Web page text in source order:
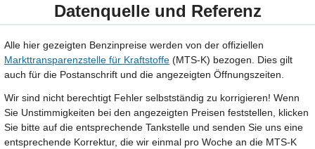
Datenquelle und Referenz
Alle hier gezeigten Benzinpreise werden von der offiziellen
Markttransparenzstelle für Kraftstoffe (MTS-K) bezogen. Dies gilt
auch für die Postanschrift und die angezeigten Öffnungszeiten.
Wir sind nicht berechtigt Fehler selbstständig zu korrigieren! Wenn
Sie Unstimmigkeiten bei den angezeigten Preisen feststellen, klicken
Sie bitte auf die entsprechende Tankstelle und senden Sie uns eine
entsprechende Korrektur, die wir einmal pro Woche an die MTS-K